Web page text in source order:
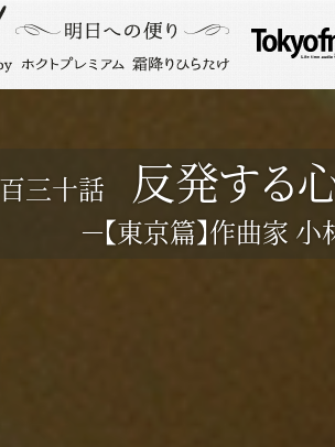
三十話 反発する
－【東京篇】作曲家